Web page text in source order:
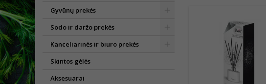
Gyvūnų prekės
Sodo ir daržo prekės
Kanceliarinės ir biuro prekės
Skintos gėlės
Aksesuarai